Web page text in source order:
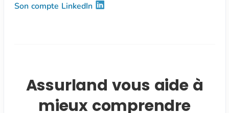
Son compte LinkedIn
Assurland vous aide à
mieux comprendre